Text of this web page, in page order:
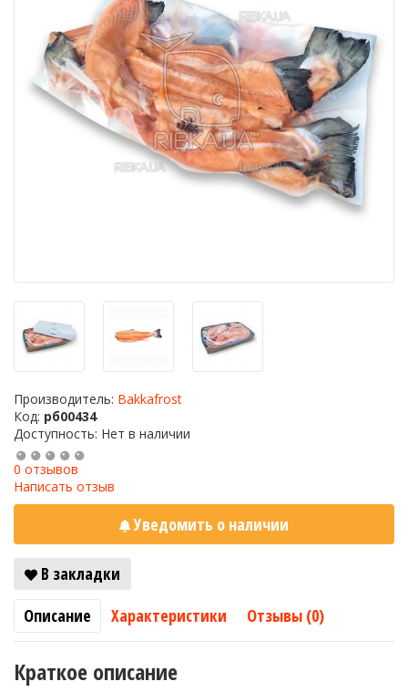
Производитель: Bakkafrost
Код: рб00434
Доступность: Нет в наличии
0 отзывов
Написать отзыв
Уведомить о наличии
В закладки
Описание
Характеристики Отзывы (0)
Краткое описание